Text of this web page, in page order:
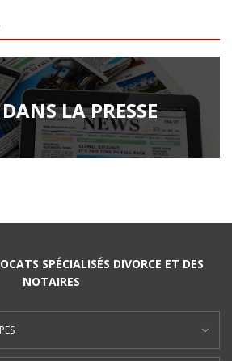
LA PRESSE
SPÉCIALISÉS DIVORCE ET DES
NOTAIRES